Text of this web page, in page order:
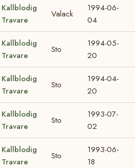
Kallblodig
Travare
Valack
1994-06-
04
Kallblodig
Travare
Sto
1994-05-
20
Kallblodig
Travare
Sto
1994-04-
20
Kallblodig
Travare
Sto
1993-07-
02
Kallblodig
Travare
Sto
1993-06-
18